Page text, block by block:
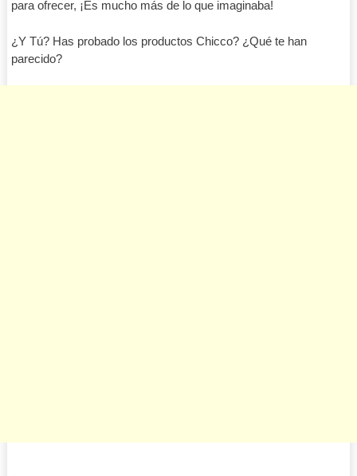
para ofrecer, ¡Es mucho más de lo que imaginaba!
¿Y Tú? Has probado los productos Chicco? ¿Qué te han
parecido?